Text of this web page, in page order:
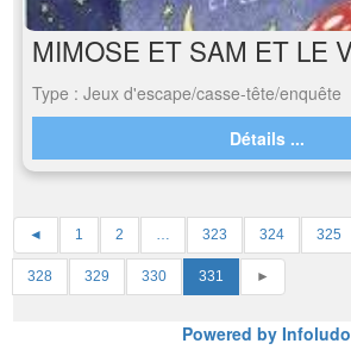
Type : Jeux d'escape/casse-tête/enquête
Détails ...
◄ 1 2 … 323 324 325
328 329 330 331 ►
Powered by Infoludo